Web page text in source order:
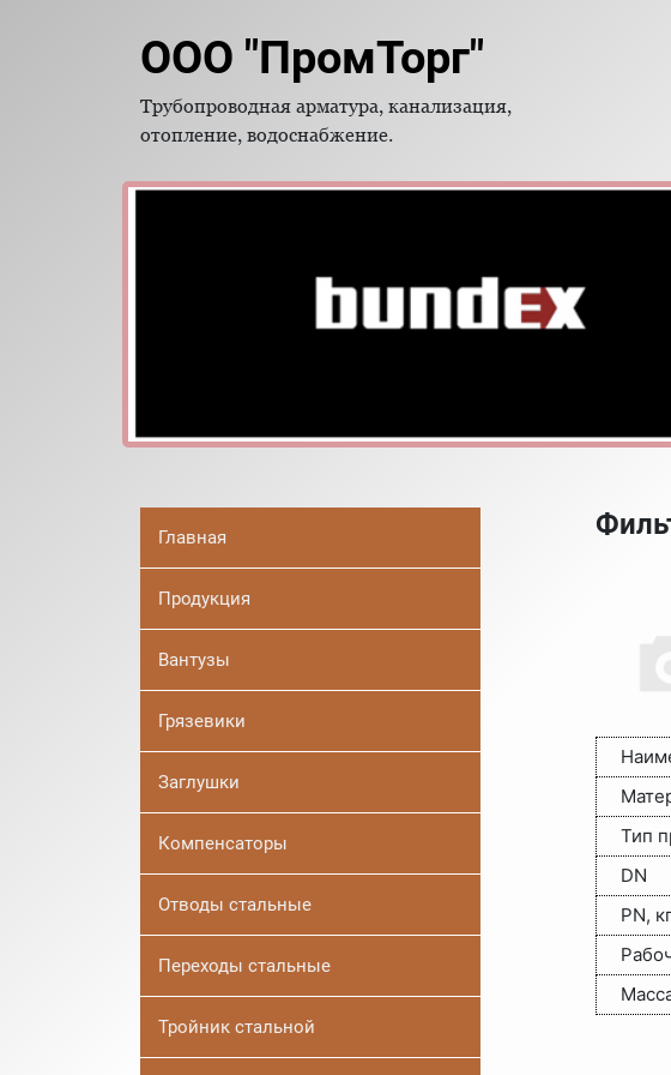
ООО "ПромТорг"
Трубопроводная арматура, канализация,
отопление, водоснабжение.
Главная
Продукция
Вантузы
Грязевики
Заглушки
Компенсаторы
Отводы стальные
Переходы стальные
Тройник стальной
Тип
DN
PN,